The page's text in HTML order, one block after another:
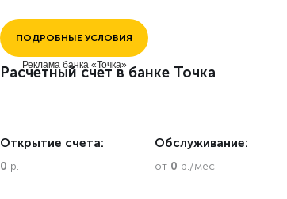
Выгодное внесение наличных
ПОДРОБНЫЕ УСЛОВИЯ
Реклама банка «Точка»
Расчетный счет в банке Точка
Открытие счета:
0 р.
Обслуживание:
от 0 р./мес.